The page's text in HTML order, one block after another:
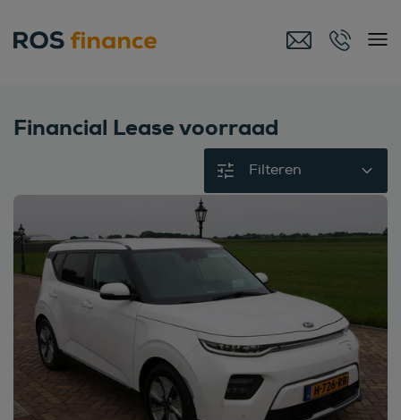
Financial Lease voorraad
Filteren